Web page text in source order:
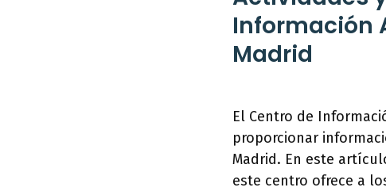
Información
Madrid
El Centro de
proporcionar
Madrid. En este
este centro ofrece a